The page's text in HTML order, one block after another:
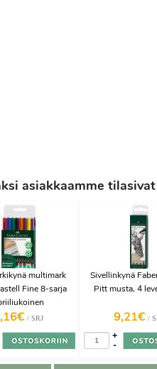
asiakkaamme
multimark
Fine 8-sarja
/ SRJ
Sivellinkynä
Pitt musta, 4
9,21€ /
-
+